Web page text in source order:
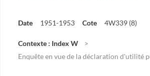
Date 1951-1953 Cote 4W339 (8)
Contexte : Index W
Enquête en vue de la déclaration d'utilité